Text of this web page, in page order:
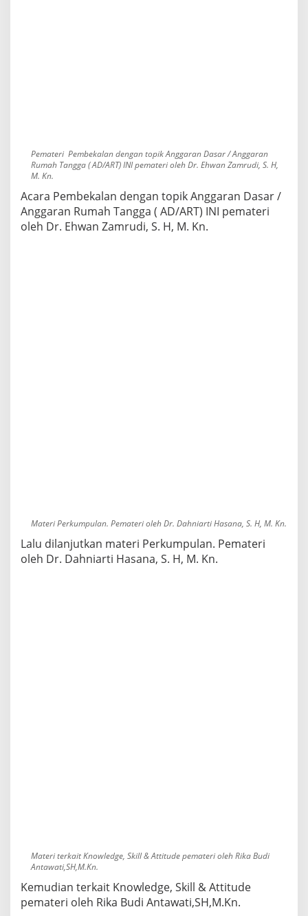
Pemateri Pembekalan dengan topik Anggaran Dasar / Anggaran
Rumah Tangga ( AD/ART) INI pemateri oleh Dr. Ehwan Zamrudi, S. H,
M. Kn.
Acara Pembekalan dengan topik Anggaran Dasar /
Anggaran Rumah Tangga ( AD/ART) INI pemateri
oleh Dr. Ehwan Zamrudi, S. H, M. Kn.
Materi Perkumpulan. Pemateri oleh Dr. Dahniarti Hasana, S. H, M. Kn.
Lalu dilanjutkan materi Perkumpulan. Pemateri
oleh Dr. Dahniarti Hasana, S. H, M. Kn.
Materi terkait Knowledge, Skill & Attitude pemateri oleh Rika Budi
Antawati,SH,M.Kn.
Kemudian terkait Knowledge, Skill & Attitude
pemateri oleh Rika Budi Antawati,SH,M.Kn.